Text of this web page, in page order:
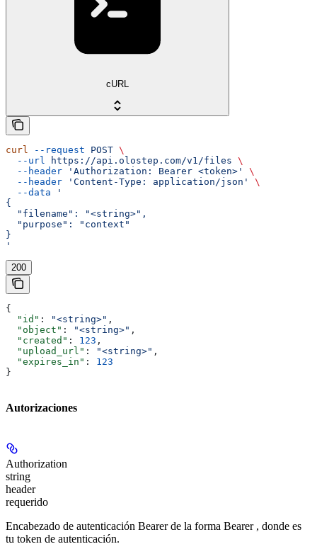
cURL
curl --request POST \
  --url
https://api.olostep.com/v1/files \
  --header
'Authorization: Bearer <token>'
\
  --header
'Content-Type: application/json'
\
  --data
'
{
  "filename": "<string>",
  "purpose": "context"
}
'
200
{
  "id"
: "<string>" ,
  "object"
: "<string>" ,
  "created"
: 123 ,
  "upload_url"
: "<string>" ,
  "expires_in"
: 123
}
Autorizaciones
Authorization
string
header
requerido
Encabezado de autenticación Bearer de la forma Bearer , donde es
tu token de autenticación.